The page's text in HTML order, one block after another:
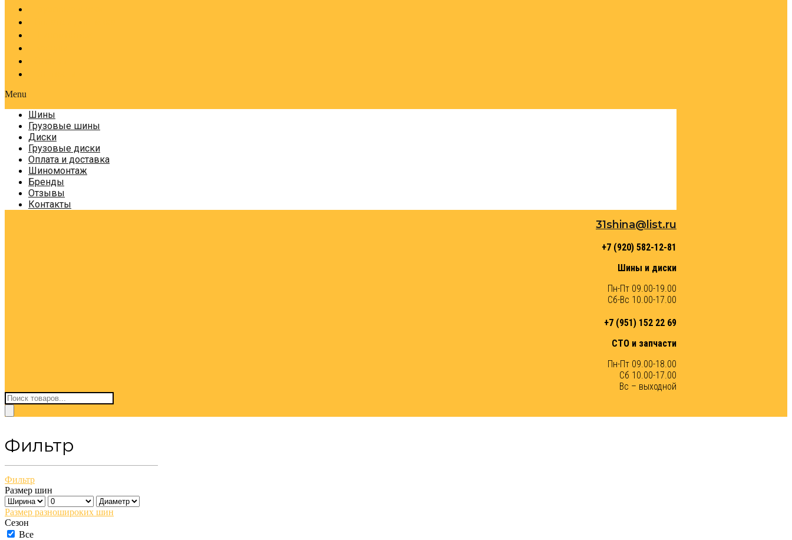
Menu
Шины
Грузовые шины
Диски
Грузовые диски
Оплата и доставка
Шиномонтаж
Бренды
Отзывы
Контакты
31shina@list.ru
+7 (920) 582-12-81
Шины и диски
Пн-Пт 09.00-19.00
Сб-Вс 10.00-17.00
+7 (951) 152 22 69
СТО и запчасти
Пн-Пт 09.00-18.00
Сб 10.00-17.00
Вс – выходной
Поиск
товаров
Фильтр
Фильтр
Размер шин
Размер разношироких шин
Сезон
Все